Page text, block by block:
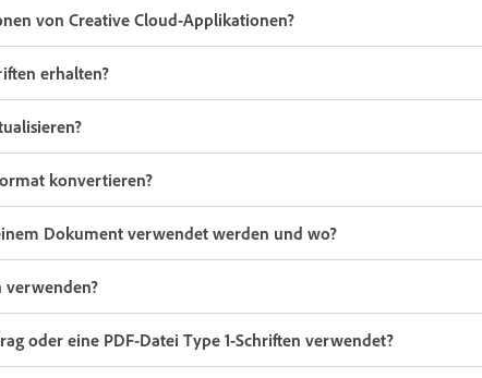
von Creative Cloud-Applikationen?
erhalten?
konvertieren?
Dokument verwendet werden und wo?
verwenden?
oder eine PDF-Datei Type 1-Schriften verwendet?